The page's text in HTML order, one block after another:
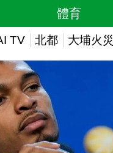
TV 北都 大埔火災
體育